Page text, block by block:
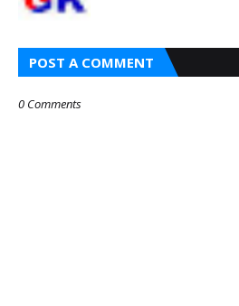
POST A COMMENT
0 Comments